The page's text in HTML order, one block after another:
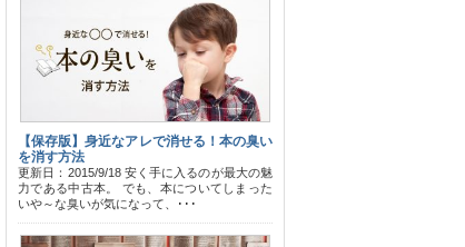
【保存版】身近なアレで消せる！本の臭い
を消す方法
更新日：2015/9/18 安く手に入るのが最大の魅
力である中古本。 でも、本についてしまった
いや～な臭いが気になって、･･･